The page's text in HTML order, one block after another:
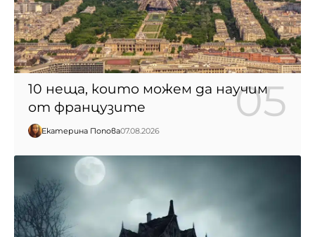
10 неща, които можем да научим
от французите
Екатерина Попова07.08.2026